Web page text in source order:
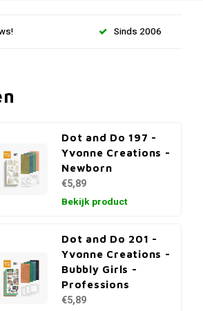
Sinds 2006
Dot and Do 197 -
Yvonne Creations -
Newborn
€5,89
Bekijk product
Dot and Do 201 -
Yvonne Creations -
Bubbly Girls -
Professions
€5,89